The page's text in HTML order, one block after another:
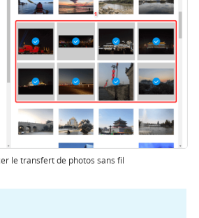
le transfert de photos sans fil